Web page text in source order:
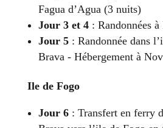
Fagua d’Agua (3 nuits)
Jour 3 et 4 : Randonnées
Jour 5 : Randonnée dans
Brava - Hébergement à
Ile de Fogo
Jour 6: Transfert en ferry